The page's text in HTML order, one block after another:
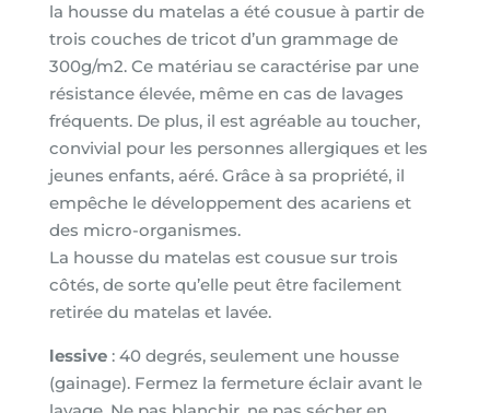
la housse du matelas a été cousue à partir de
trois couches de tricot d’un grammage de
300g/m2. Ce matériau se caractérise par une
résistance élevée, même en cas de lavages
fréquents. De plus, il est agréable au toucher,
convivial pour les personnes allergiques et les
jeunes enfants, aéré. Grâce à sa propriété, il
empêche le développement des acariens et
des micro-organismes.
La housse du matelas est cousue sur trois
côtés, de sorte qu’elle peut être facilement
retirée du matelas et lavée.
lessive : 40 degrés, seulement une housse
(gainage). Fermez la fermeture éclair avant le